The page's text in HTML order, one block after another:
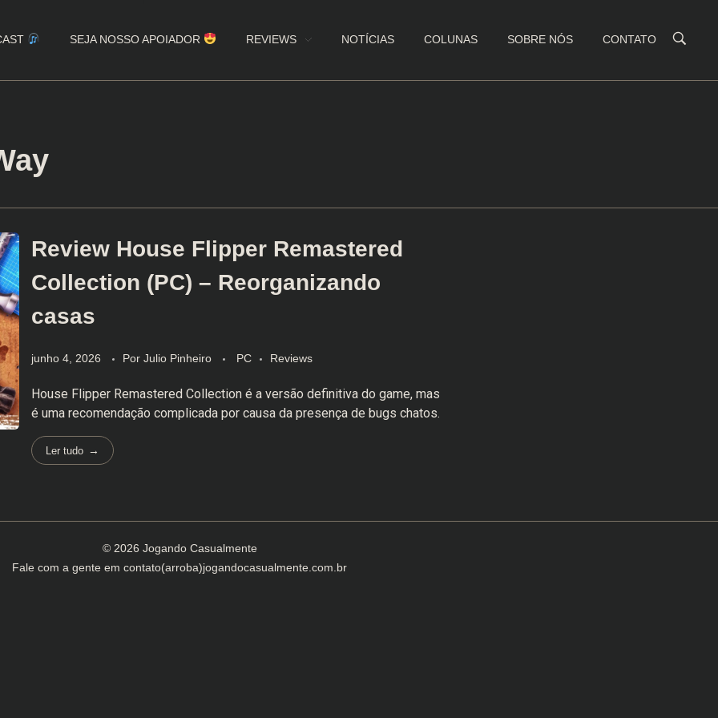
SEJA NOSSO APOIADOR REVIEWS NOTÍCIAS COLUNAS SOBRE NÓS CONTATO
Review House Flipper Remastered
Collection (PC) – Reorganizando
casas
junho 4, 2026 Por Julio Pinheiro PC Reviews
House Flipper Remastered Collection é a versão definitiva do game, mas
é uma recomendação complicada por causa da presença de bugs chatos.
Ler tudo
© 2026 Jogando Casualmente
Fale com a gente em contato(arroba)jogandocasualmente.com.br